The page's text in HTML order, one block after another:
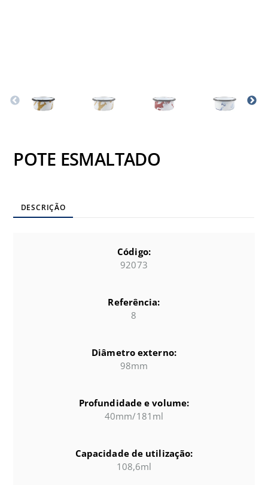
POTE ESMALTADO
DESCRIÇÃO
Código:
92073
Referência:
8
Diâmetro externo:
98mm
Profundidade e volume:
40mm/181ml
Capacidade de utilização:
108,6ml